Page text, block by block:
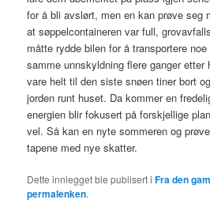
for å bli avslørt, men en kan prøve seg
at søppelcontaineren var full,
måtte rydde bilen for å transportere
samme unnskyldning flere ganger etter
vare helt til den siste snøen tiner bort
jorden runt huset. Da kommer en
energien blir fokusert på forskjellige
vel. Så kan en nyte sommeren og
tapene med nye skatter.
Dette innlegget ble publisert iFra den
permalenken.